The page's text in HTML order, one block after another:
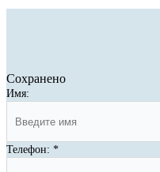
Сохранено
Имя:
Телефон: *